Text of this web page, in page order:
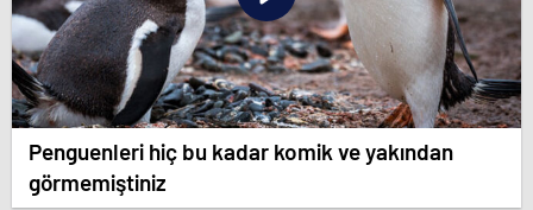
Penguenleri hiç bu kadar komik ve yakından
görmemiştiniz